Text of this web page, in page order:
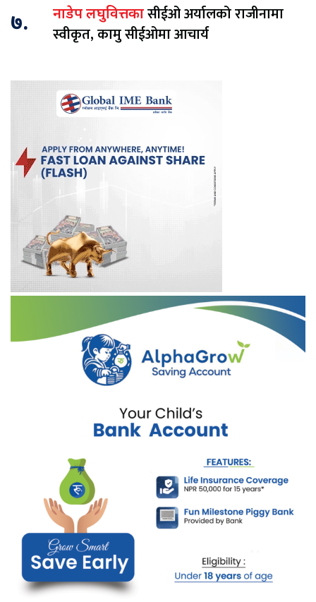
७. नाडेप लघुवित्तकासीईओ अर्यालको राजीनामा
स्वीकृत, कामु सीईओमा आचार्य